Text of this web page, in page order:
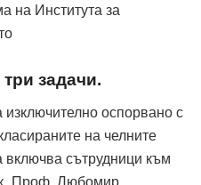
на Института за
задачи.
оспорвано с
на челните
включва сътрудници към
„Проф. Любомир